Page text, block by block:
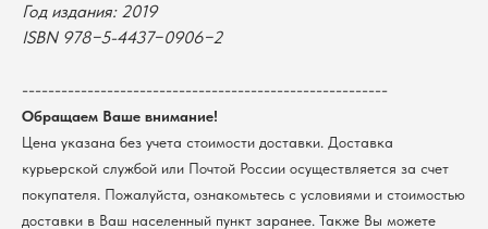
Год издания: 2019
ISBN 978−5-4437−0906−2
--------------------------------------------------------
Обращаем Ваше внимание!
Цена указана без учета стоимости доставки. Доставка
курьерской службой или Почтой России осуществляется за счет
покупателя. Пожалуйста, ознакомьтесь с условиями и стоимостью
доставки в Ваш населенный пункт заранее. Также Вы можете
Контакты
Мерч НГУ
Политика обработки персональных данных
г. Новосибирск, ул. Пирогова, 3
ИНН 5408106490
КПП 540801001